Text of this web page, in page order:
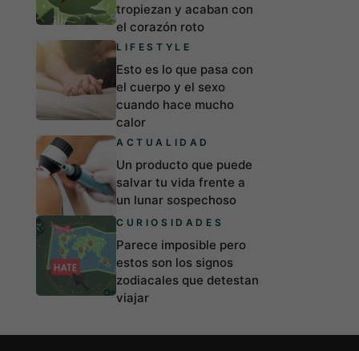
tropiezan y acaban con
el corazón roto
LIFESTYLE
Esto es lo que pasa con
el cuerpo y el sexo
cuando hace mucho
calor
ACTUALIDAD
Un producto que puede
salvar tu vida frente a
un lunar sospechoso
CURIOSIDADES
Parece imposible pero
estos son los signos
zodiacales que detestan
viajar